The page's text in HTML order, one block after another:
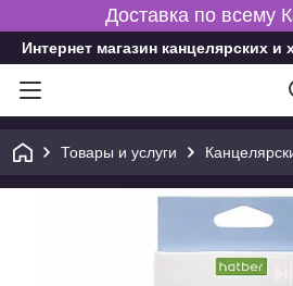
Доставка по всему
Интернет магазин канцелярских и
Товары и услуги